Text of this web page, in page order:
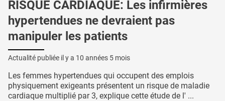
RISQUE CARDIAQUE: Les infirmières
hypertendues ne devraient pas
manipuler les patients
Actualité publiée il y a 10 années 5 mois
Les femmes hypertendues qui occupent des emplois
physiquement exigeants présentent un risque de maladie
cardiaque multiplié par 3, explique cette étude de l' ...